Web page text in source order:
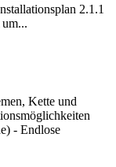
2.1.1
Kette und
- Endlose